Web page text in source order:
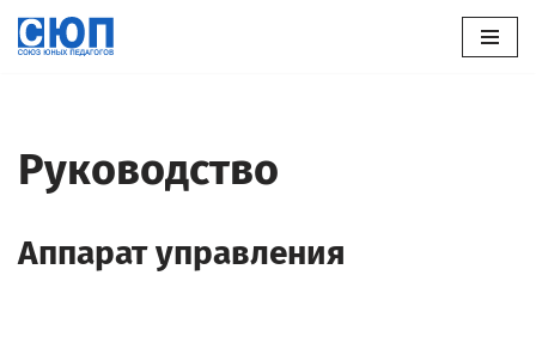
Руководство
Аппарат управления